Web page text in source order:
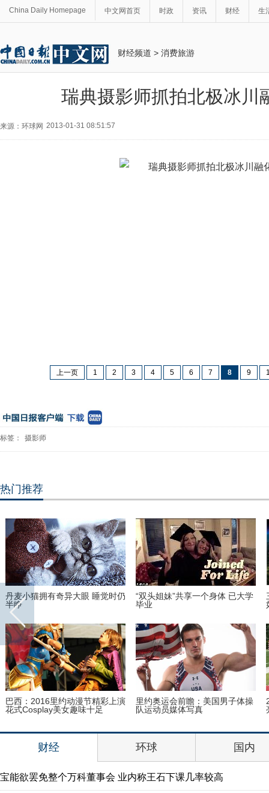
China Daily Homepage 中文网首页 时政 资讯 财经 生
财经频道 > 消费旅游
瑞典摄影师抓拍北极冰川
来源：环球网 2013-01-31 08:51:57
上一页 1 2 3 4 5 6 7 8 9
标签： 摄影师
热门推荐
丹麦小猫拥有奇异大眼 睡觉时仍
半睁
“双头姐妹”共享一个身体 已大学
毕业
巴西：2016里约动漫节精彩上演
花式Cosplay美女趣味十足
里约奥运会前瞻：美国男子体操
队运动员媒体写真
财经 环球 国内
宝能欲罢免整个万科董事会 业内称王石下课几率较高